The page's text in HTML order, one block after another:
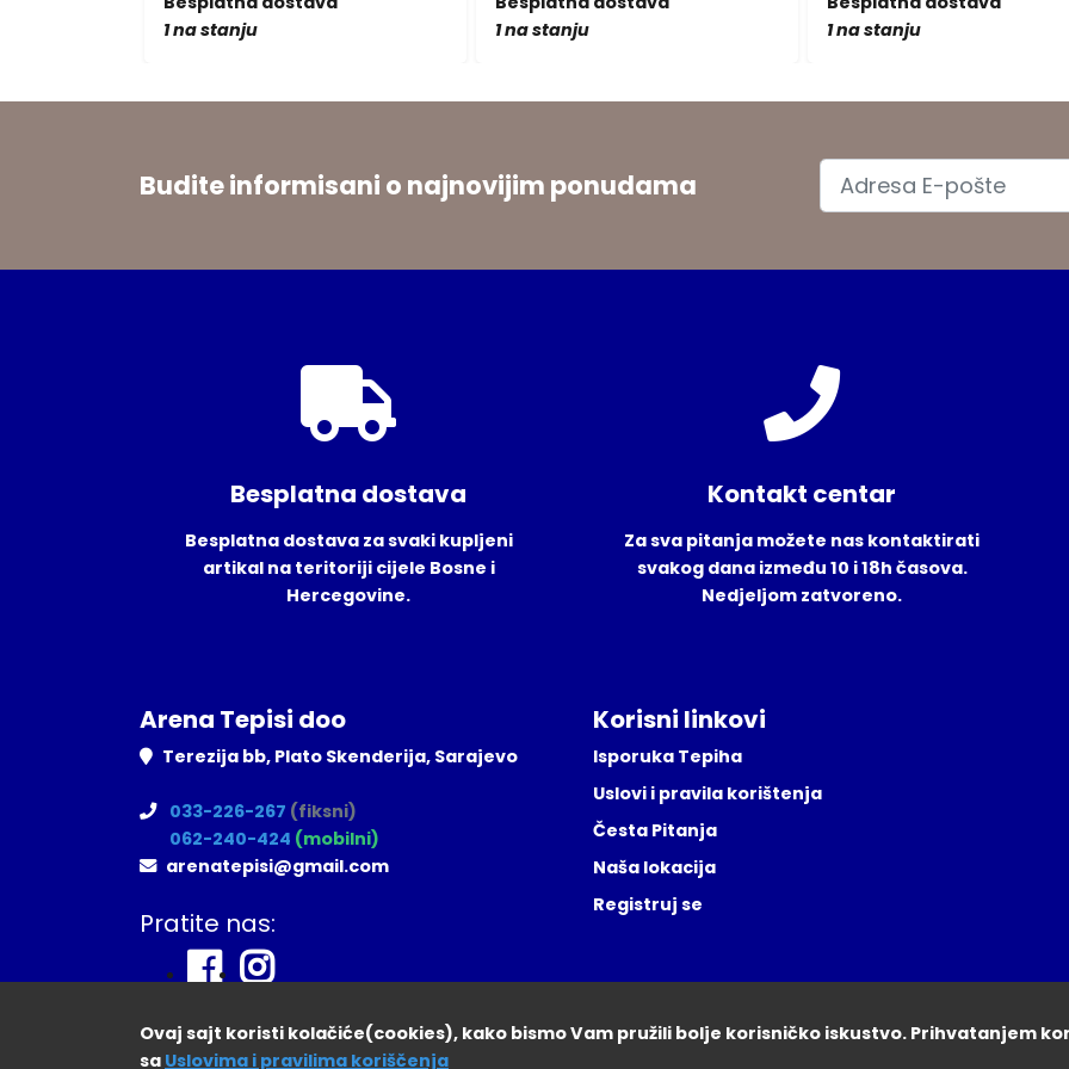
1 na stanju
1 na stanju
1 na stanju
Budite informisani o najnovijim ponudama
Besplatna dostava
Besplatna dostava za svaki kupljeni
artikal na teritoriji cijele Bosne i
Hercegovine.
Kontakt centar
Za sva pitanja možete nas kontaktirati
svakog dana između 10 i 18h časova.
Nedjeljom zatvoreno.
Arena Tepisi doo
Terezija bb, Plato Skenderija, Sarajevo
033-226-267 (fiksni)
062-240-424 (mobilni)
arenatepisi@gmail.com
Pratite nas:
Korisni linkovi
Isporuka Tepiha
Uslovi i pravila korištenja
Česta Pitanja
Naša lokacija
Registruj se
Ovaj sajt koristi kolačiće(cookies), kako bismo Vam pružili bolje korisničko iskustvo. Prihvatanjem
sa Uslovima i pravilima koriščenja